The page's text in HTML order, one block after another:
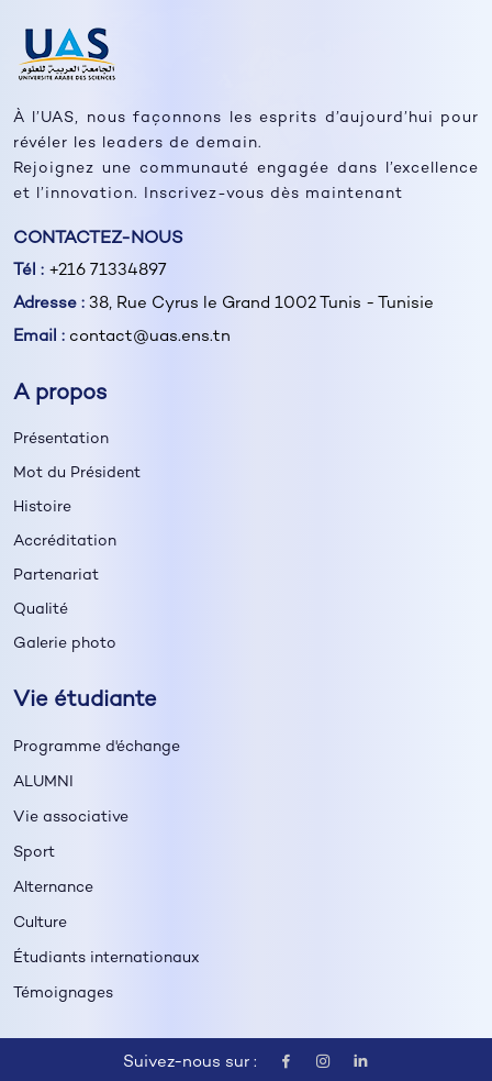
À l’UAS, nous façonnons les esprits d’aujourd’hui pour
révéler les leaders de demain.
Rejoignez une communauté engagée dans l’excellence
et l’innovation. Inscrivez-vous dès maintenant
CONTACTEZ-NOUS
Tél : +216 71334897
Adresse : 38, Rue Cyrus le Grand 1002 Tunis - Tunisie
Email : contact@uas.ens.tn
A propos
Présentation
Mot du Président
Histoire
Accréditation
Partenariat
Qualité
Galerie photo
Vie étudiante
Programme d'échange
ALUMNI
Vie associative
Sport
Alternance
Culture
Étudiants internationaux
Témoignages
Suivez-nous sur :